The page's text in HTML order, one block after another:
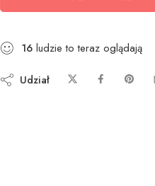
16 ludzie to teraz oglądają
Udział